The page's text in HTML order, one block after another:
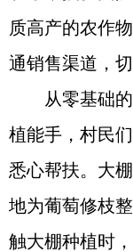
质高产的农作
通销售渠道，
从零基础
植能手，村民
悉心帮扶。大
地为葡萄修枝
触大棚种植时